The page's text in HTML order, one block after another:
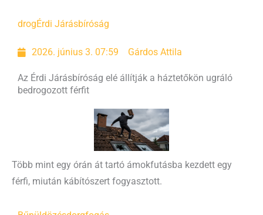
drogÉrdi Járásbíróság
2026. június 3. 07:59 Gárdos Attila
Az Érdi Járásbíróság elé állítják a háztetőkön ugráló
bedrogozott férfit
Több mint egy órán át tartó ámokfutásba kezdett egy
férfi, miután kábítószert fogyasztott.